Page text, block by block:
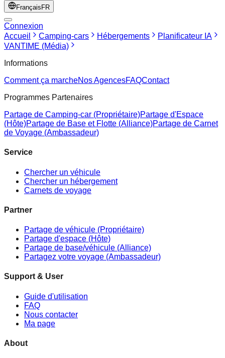
Français FR
Connexion
Accueil
Camping-cars Hébergements
Planificateur IA
VANTIME (Média)
Informations
Comment ça marcheNos AgencesFAQContact
Programmes Partenaires
Partage de Camping-car (Propriétaire)Partage d'Espace
(Hôte)Partage de Base et Flotte (Alliance)Partage de Carnet
de Voyage (Ambassadeur)
Service
Chercher un véhicule
Chercher un hébergement
Carnets de voyage
Partner
Partage de véhicule (Propriétaire)
Partage d'espace (Hôte)
Partage de base/véhicule (Alliance)
Partagez votre voyage (Ambassadeur)
Support & User
Guide d'utilisation
FAQ
Nous contacter
Ma page
About